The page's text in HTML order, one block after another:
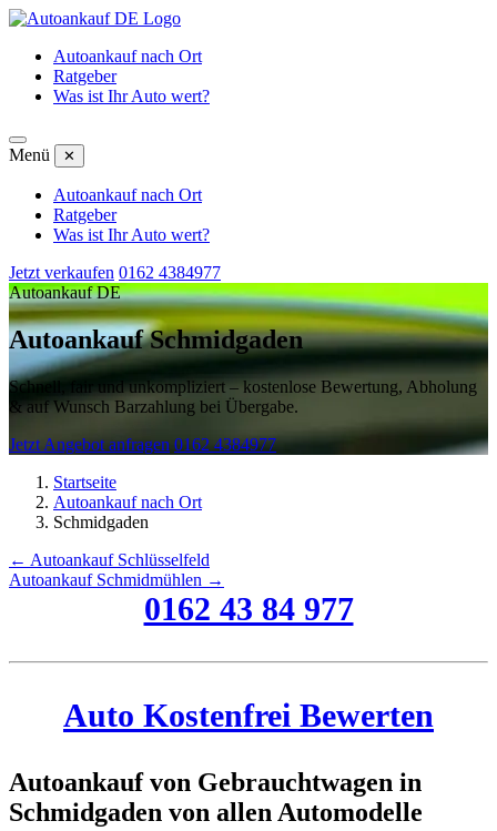
Autoankauf nach Ort
Ratgeber
Was ist Ihr Auto wert?
Menü ✕
Autoankauf nach Ort
Ratgeber
Was ist Ihr Auto wert?
Jetzt verkaufen 0162 4384977
Autoankauf DE
Autoankauf Schmidgaden
Schnell, fair und unkompliziert – kostenlose Bewertung, Abholung
& auf Wunsch Barzahlung bei Übergabe.
Jetzt Angebot anfragen 0162 4384977
Startseite
Autoankauf nach Ort
Schmidgaden
← Autoankauf Schlüsselfeld
Autoankauf Schmidmühlen →
0162 43 84 977
Auto Kostenfrei Bewerten
Autoankauf von Gebrauchtwagen in
Schmidgaden von allen Automodelle